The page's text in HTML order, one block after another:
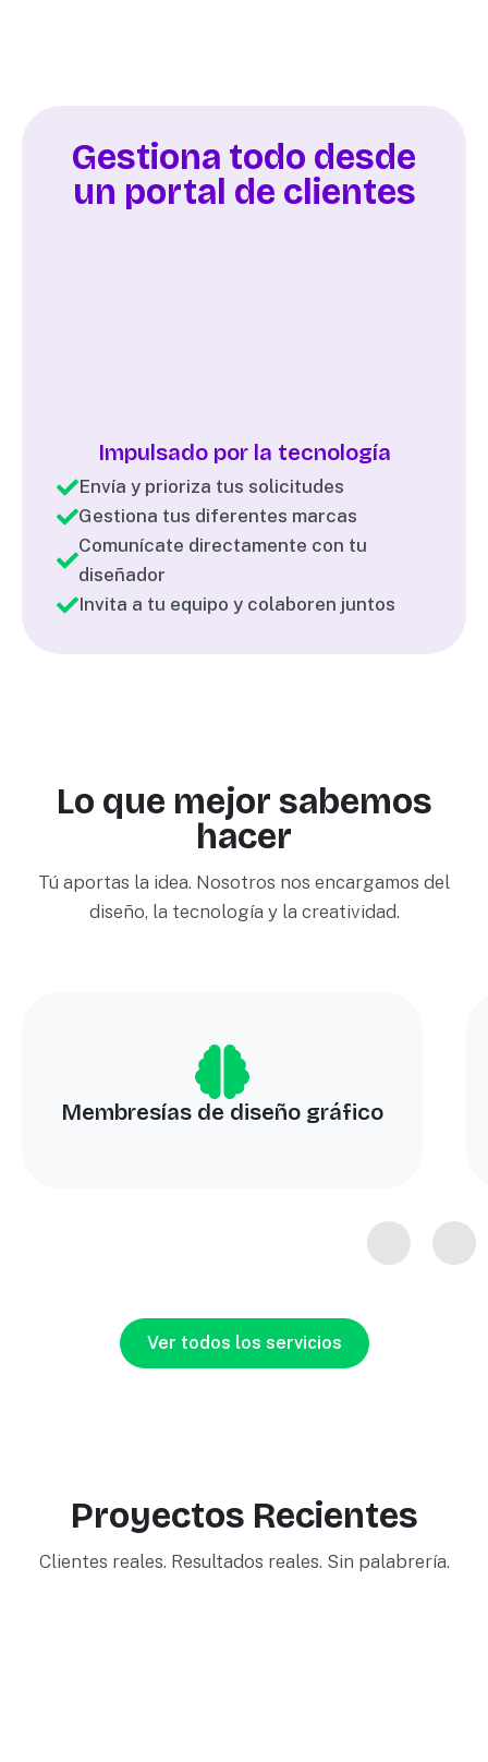
Gestiona todo desde
un portal de clientes
Impulsado por la tecnología
Envía y prioriza tus solicitudes
Gestiona tus diferentes marcas
Comunícate directamente con tu
diseñador
Invita a tu equipo y colaboren juntos
Lo que mejor sabemos
hacer
Tú aportas la idea. Nosotros nos encargamos del
diseño, la tecnología y la creatividad.
Membresías de diseño gráfico
Ver todos los servicios
Proyectos Recientes
Clientes reales. Resultados reales. Sin palabrería.